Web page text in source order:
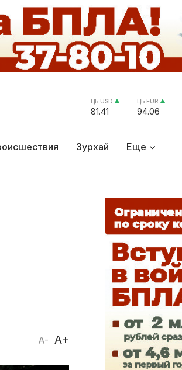
ЦБ USD
81.41
ЦБ EUR
94.06
Зурхай Еще
A- A+